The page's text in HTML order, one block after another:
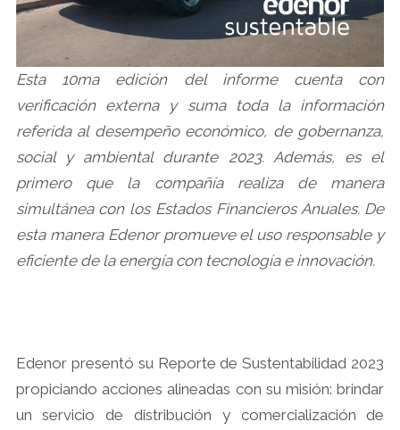
Esta 10ma edición del informe cuenta con
verificación externa y suma toda la información
referida al desempeño económico, de gobernanza,
social y ambiental durante 2023. Además, es el
primero que la compañía realiza de manera
simultánea con los Estados Financieros Anuales. De
esta manera Edenor promueve el uso responsable y
eficiente de la energía con tecnología e innovación.
Edenor presentó su Reporte de Sustentabilidad 2023
propiciando acciones alineadas con su misión: brindar
un servicio de distribución y comercialización de